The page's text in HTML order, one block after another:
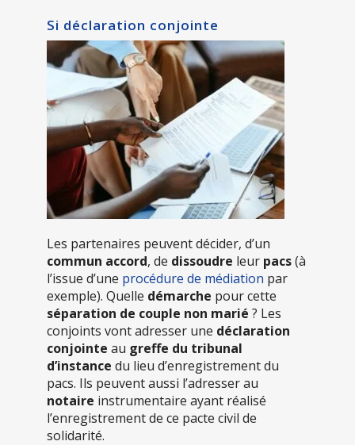
Si déclaration conjointe
Les partenaires peuvent décider, d’un
commun accord, de dissoudre leur pacs(à
l’issue d’une procédure de médiation par
exemple). Quelle démarche pour cette
séparation de couple non marié ? Les
conjoints vont adresser une déclaration
conjointe au greffe du tribunal
d’instance du lieu d’enregistrement du
pacs. Ils peuvent aussi l’adresser au
notaire instrumentaire ayant réalisé
l’enregistrement de ce pacte civil de
solidarité.